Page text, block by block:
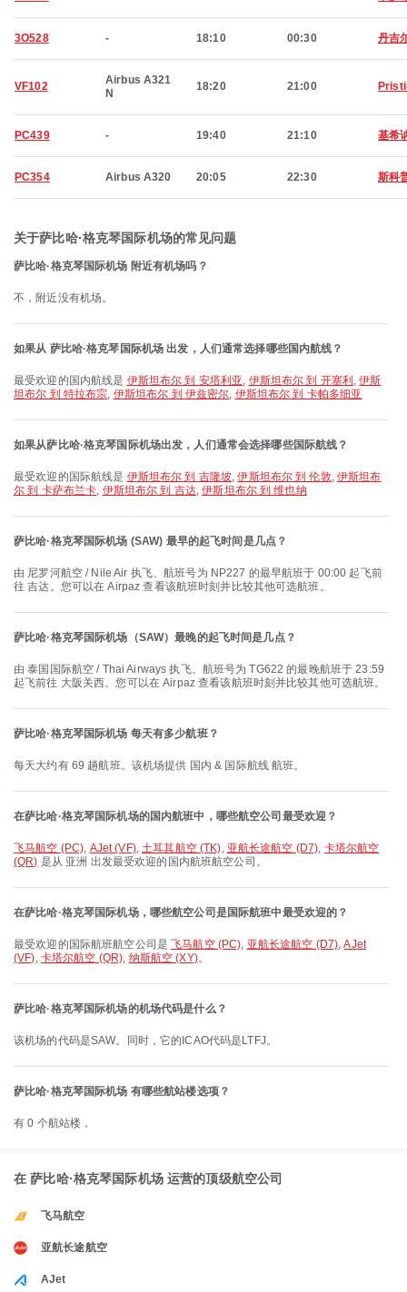
3O528 - 18:10 00:30 丹吉
VF102
Airbus A321
N
18:20 21:00
PC439 - 19:40 21:10 基希
PC354 Airbus A320 20:05 22:30 斯科
关于萨比哈·格克琴国际机场的常见问题
萨比哈·格克琴国际机场 附近有机场吗？
不，附近没有机场。
如果从 萨比哈·格克琴国际机场 出发，人们通常选择哪些国内航线？
最受欢迎的国内航线是 伊斯坦布尔 到 安塔利亚, 伊斯坦布尔 到 开塞利 ,伊斯
坦布尔 到 特拉布宗, 伊斯坦布尔 到 伊兹密尔, 伊斯坦布尔 到 卡帕多细亚
如果从萨比哈·格克琴国际机场出发，人们通常会选择哪些国际航线？
最受欢迎的国际航线是 伊斯坦布尔 到 吉隆坡,伊斯坦布尔 到 伦敦,伊斯坦布
尔 到 卡萨布兰卡, 伊斯坦布尔 到 吉达,伊斯坦布尔 到 维也纳
萨比哈·格克琴国际机场 (SAW) 最早的起飞时间是几点？
由 尼罗河航空 / Nile Air 执飞、航班号为 NP227 的最早航班于 00:00 起飞前
往 吉达。您可以在 Airpaz 查看该航班时刻并比较其他可选航班。
萨比哈·格克琴国际机场（SAW）最晚的起飞时间是几点？
由 泰国国际航空 / Thai Airways 执飞、航班号为 TG622 的最晚航班于 23:59
起飞前往 大阪关西。您可以在 Airpaz 查看该航班时刻并比较其他可选航班。
萨比哈·格克琴国际机场 每天有多少航班？
每天大约有 69 趟航班。该机场提供 国内 & 国际航线 航班。
在萨比哈·格克琴国际机场的国内航班中，哪些航空公司最受欢迎？
飞马航空 (PC), AJet (VF),土耳其航空 (TK), 亚航长途航空 (D7), 卡塔尔航空
(QR) 是从 亚洲 出发最受欢迎的国内航班航空公司。
在萨比哈·格克琴国际机场，哪些航空公司是国际航班中最受欢迎的？
最受欢迎的国际航班航空公司是飞马航空 (PC), 亚航长途航空 (D7),AJet
(VF), 卡塔尔航空 (QR), 纳斯航空 (XY)。
萨比哈·格克琴国际机场的机场代码是什么？
该机场的代码是SAW。同时，它的ICAO代码是LTFJ。
萨比哈·格克琴国际机场 有哪些航站楼选项？
有 0 个航站楼，
在 萨比哈·格克琴国际机场 运营的顶级航空公司
飞马航空
亚航长途航空
AJet